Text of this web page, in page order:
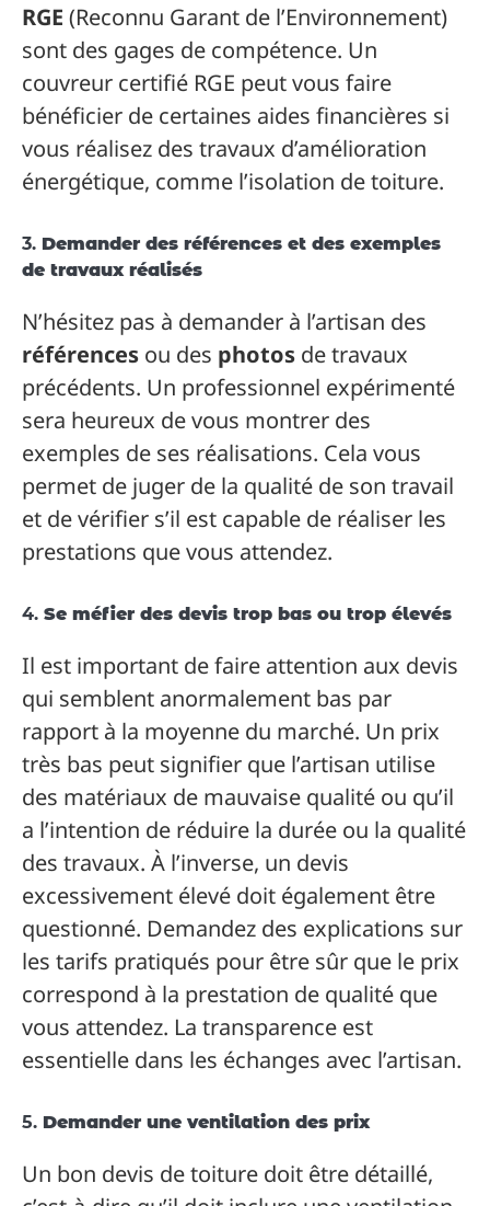
RGE (Reconnu Garant de l’Environnement)
sont des gages de compétence. Un
couvreur certifié RGE peut vous faire
bénéficier de certaines aides financières si
vous réalisez des travaux d’amélioration
énergétique, comme l’isolation de toiture.
3. Demander des références et des exemples
de travaux réalisés
N’hésitez pas à demander à l’artisan des
références ou des photos de travaux
précédents. Un professionnel expérimenté
sera heureux de vous montrer des
exemples de ses réalisations. Cela vous
permet de juger de la qualité de son travail
et de vérifier s’il est capable de réaliser les
prestations que vous attendez.
4. Se méfier des devis trop bas ou trop élevés
Il est important de faire attention aux devis
qui semblent anormalement bas par
rapport à la moyenne du marché. Un prix
très bas peut signifier que l’artisan utilise
des matériaux de mauvaise qualité ou qu’il
a l’intention de réduire la durée ou la qualité
des travaux. À l’inverse, un devis
excessivement élevé doit également être
questionné. Demandez des explications sur
les tarifs pratiqués pour être sûr que le prix
correspond à la prestation de qualité que
vous attendez. La transparence est
essentielle dans les échanges avec l’artisan.
5. Demander une ventilation des prix
Un bon devis de toiture doit être détaillé,